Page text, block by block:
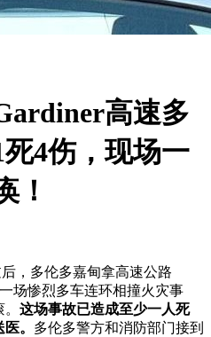
高速多
4伤，现场一
！
，多伦多嘉甸拿高速公路
一场惨烈多车连环相撞火灾事
这场事故已造成至少一人死
。 多伦多警方和消防部门接到